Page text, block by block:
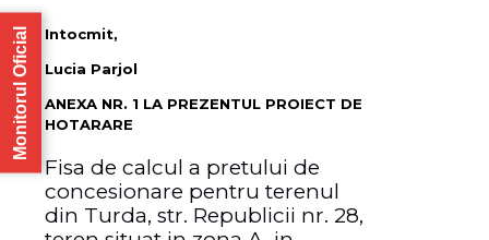
Intocmit,
Lucia Parjol
ANEXA NR. 1 LA PREZENTUL PROIECT DE
HOTARARE
Fisa de calcul a pretului de
concesionare pentru terenul
din Turda, str. Republicii nr. 28,
Monitorul Oficial